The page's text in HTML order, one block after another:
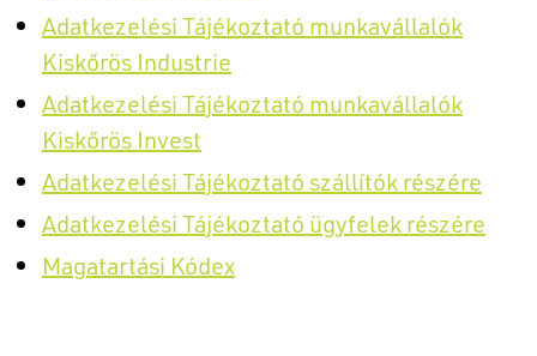
Adatkezelési Tájékoztató munkavállalók
Kiskőrös Industrie
Adatkezelési Tájékoztató munkavállalók
Kiskőrös Invest
Adatkezelési Tájékoztató szállítók részére
Adatkezelési Tájékoztató ügyfelek részére
Magatartási Kódex